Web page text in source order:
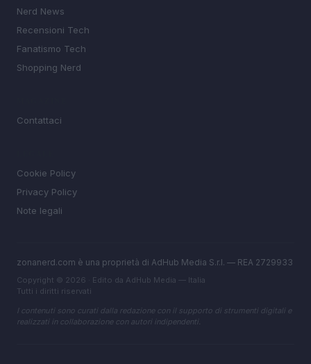
Nerd News
Recensioni Tech
Fanatismo Tech
Shopping Nerd
Contattaci
Cookie Policy
Privacy Policy
Note legali
zonanerd.com è una proprietà di AdHub Media S.r.l. — REA 2729933
Copyright © 2026 · Edito da AdHub Media — Italia
Tutti i diritti riservati
I contenuti sono curati dalla redazione con il supporto di strumenti digitali e
realizzati in collaborazione con autori indipendenti.